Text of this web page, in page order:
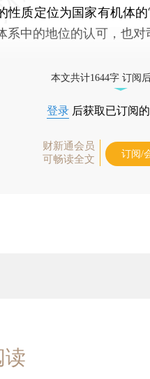
性质定位为国家有机体
系中的地位的认可，也
本文共计1644字 订阅
登录 后获取已订阅
财新通会员
可畅读全文
订阅/
读